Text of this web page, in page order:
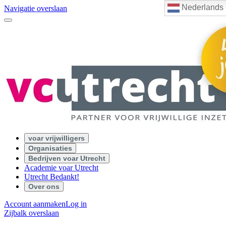
Nederlands
Navigatie overslaan
voar vrijwilligers
Organisaties
Bedrijven voar Utrecht
Academie voar Utrecht
Utrecht Bedankt!
Over ons
Account aanmakenLog in
Zijbalk overslaan